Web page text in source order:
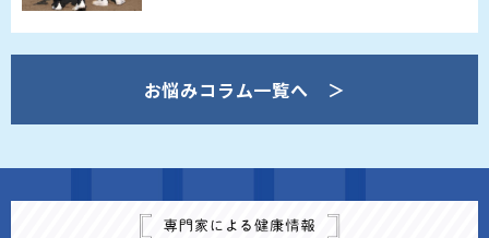
お悩みコラム一覧へ ＞